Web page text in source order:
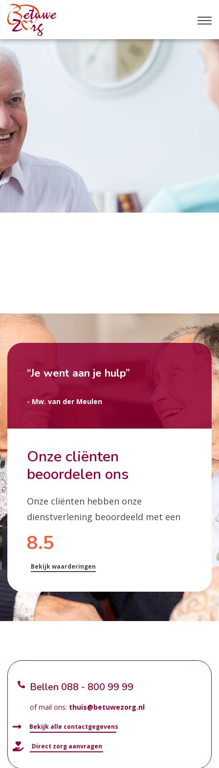
Onze cliënten
beoordelen ons
Onze cliënten hebben onze
dienstverlening beoordeeld met een
8.5
Bekijk waarderingen
“Je went aan je hulp”
- Mw. van der Meulen
Bellen 088 - 800 99 99
of mail ons: thuis@betuwezorg.nl
Bekijk alle contactgegevens
Direct zorg aanvragen